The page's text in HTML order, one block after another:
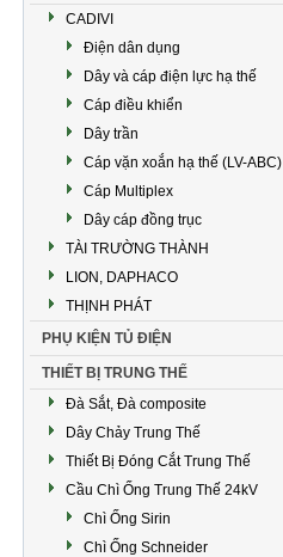
CADIVI
Điện dân dụng
Dây và cáp điện lực hạ thế
Cáp điều khiển
Dây trần
Cáp vặn xoắn hạ thế (LV-ABC)
Cáp Multiplex
Dây cáp đồng trục
TÀI TRƯỜNG THÀNH
LION, DAPHACO
THỊNH PHÁT
PHỤ KIỆN TỦ ĐIỆN
THIẾT BỊ TRUNG THẾ
Đà Sắt, Đà composite
Dây Chảy Trung Thế
Thiết Bị Đóng Cắt Trung Thế
Cầu Chì Ống Trung Thế 24kV
Chì Ống Sirin
Chì Ống Schneider